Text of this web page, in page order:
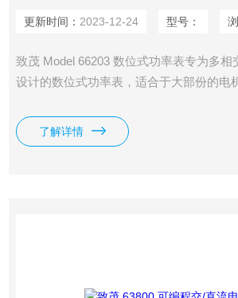
更新时间： 2023-12-24 型号：
致茂 Model 66203 数位式功率表专为多相
设计的数位式功率表，适合于大部份的电
多种输入电压配置接线模式
（1P2W/1P3W/3P3W/3V3A/3P4W），使
了解详情